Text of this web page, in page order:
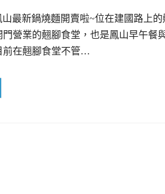
最新鍋燒麵開賣啦~位在建國路上
營業的翹腳食堂，也是鳳山早午餐
前在翹腳食堂不管…